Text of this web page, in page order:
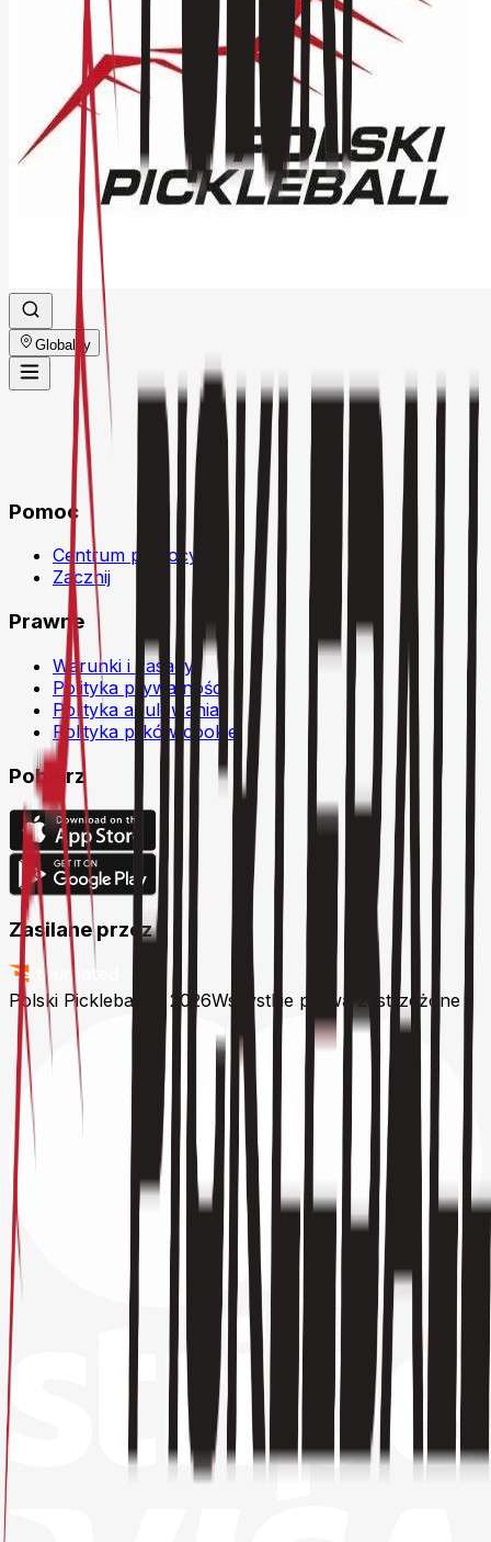
Globalny
Pomoc
Centrum pomocy
Zacznij
Prawne
Warunki i zasady
Polityka prywatności
Polityka anulowania
Polityka plików cookie
Pobierz
Zasilane przez
Polski Pickleball © 2026Wszystkie prawa zastrzeżone